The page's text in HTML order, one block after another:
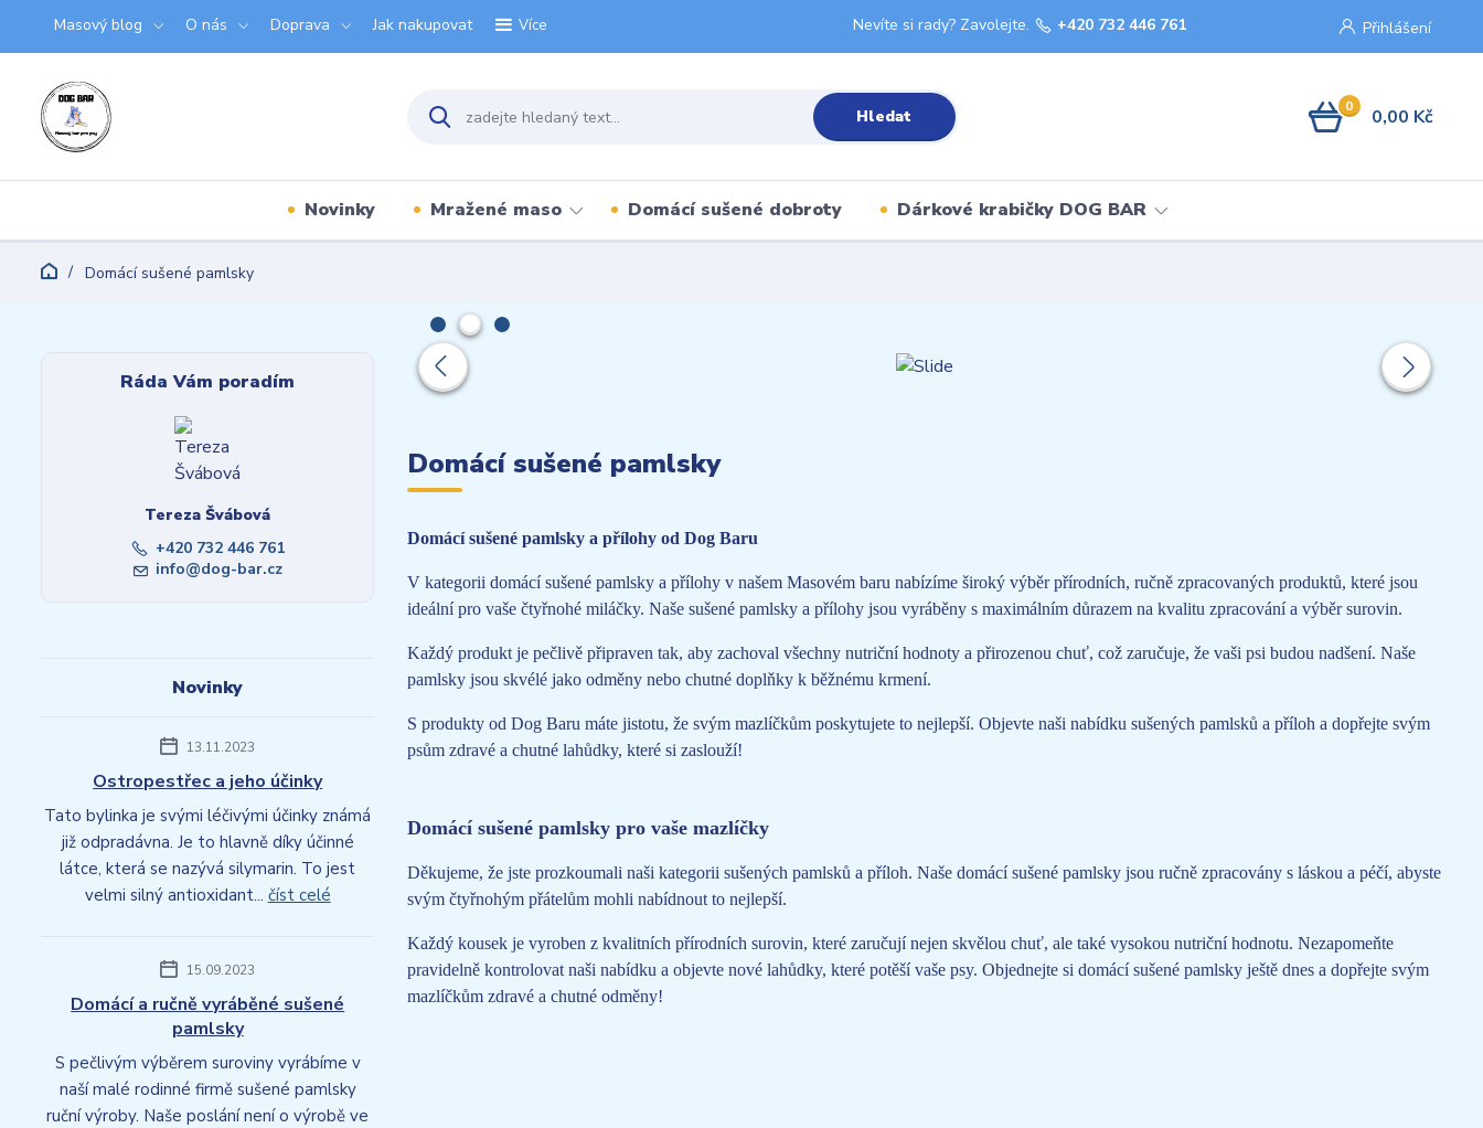
Masový blog O nás Doprava Jak nakupovat Více Přihlášení
Hledat
Nevíte si rady? Zavolejte. +420 732 446 761
0 0,00 Kč
Novinky Mražené maso Domácí sušené dobroty Dárkové krabičky DOG BAR
Domácí sušené pamlsky
Domácí sušené pamlsky
Domácí sušené pamlsky a přílohy od Dog Baru
V kategorii domácí sušené pamlsky a přílohy v našem Masovém baru nabízíme široký výběr přírodních, ručně zpracovaných produktů, které jsou
ideální pro vaše čtyřnohé miláčky. Naše sušené pamlsky a přílohy jsou vyráběny s maximálním důrazem na kvalitu zpracování a výběr surovin.
Každý produkt je pečlivě připraven tak, aby zachoval všechny nutriční hodnoty a přirozenou chuť, což zaručuje, že vaši psi budou nadšení. Naše
pamlsky jsou skvélé jako odměny nebo chutné doplňky k běžnému krmení.
S produkty od Dog Baru máte jistotu, že svým mazlíčkům poskytujete to nejlepší. Objevte naši nabídku sušených pamlsků a příloh a dopřejte svým
psům zdravé a chutné lahůdky, které si zaslouží!
Domácí sušené pamlsky pro vaše mazlíčky
Děkujeme, že jste prozkoumali naši kategorii sušených pamlsků a příloh. Naše domácí sušené pamlsky jsou ručně zpracovány s láskou a péčí, abyste
svým čtyřnohým přátelům mohli nabídnout to nejlepší.
Každý kousek je vyroben z kvalitních přírodních surovin, které zaručují nejen skvělou chuť, ale také vysokou nutriční hodnotu. Nezapomeňte
pravidelně kontrolovat naši nabídku a objevte nové lahůdky, které potěší vaše psy. Objednejte si domácí sušené pamlsky ještě dnes a dopřejte svým
mazlíčkům zdravé a chutné odměny!
Ráda Vám poradím
Tereza Švábová
+420 732 446 761
info@dog-bar.cz
Novinky
13.11.2023
Ostropestřec a jeho účinky
Tato bylinka je svými léčivými účinky známá
již odpradávna. Je to hlavně díky účinné
látce, která se nazývá silymarin. To jest
velmi silný antioxidant... číst celé
15.09.2023
Domácí a ručně vyráběné sušené
pamlsky
S pečlivým výběrem suroviny vyrábíme v
naší malé rodinné firmě sušené pamlsky
ruční výroby. Naše poslání není o výrobě ve